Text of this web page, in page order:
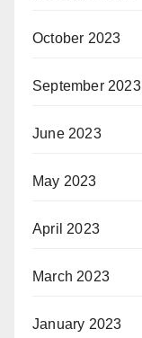
October 2023
September 2023
June 2023
May 2023
April 2023
March 2023
January 2023